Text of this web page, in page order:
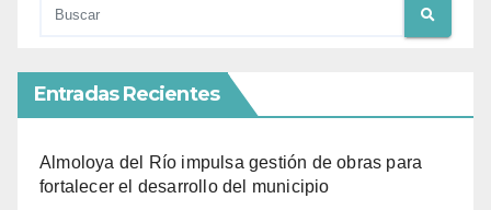
Entradas Recientes
Almoloya del Río impulsa gestión de obras para
fortalecer el desarrollo del municipio